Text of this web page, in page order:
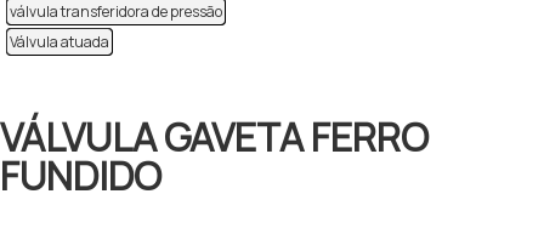
válvula transferidora de pressão
Válvula atuada
VÁLVULA GAVETA FERRO
FUNDIDO